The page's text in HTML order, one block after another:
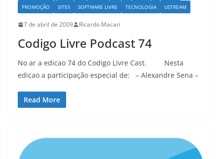
PROMOÇÃO
SITES SOFTWARE LIVRE TECNOLOGIA USTREAM
7 de abril de 2009 Ricardo Macari
Codigo Livre Podcast 74
No ar a edicao 74 do Codigo Livre Cast. Nesta
edicao a participação especial de: – Alexandre Sena –
Read More